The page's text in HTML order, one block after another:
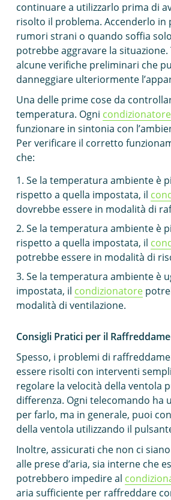
continuare a utilizzarlo prima di
risolto il problema. Accenderlo in
rumori strani o quando soffia
potrebbe aggravare la
alcune verifiche preliminari che
danneggiare ulteriormente
Una delle prime cose da
temperatura. Ogni condizionatore
funzionare in sintonia con
Per verificare il corretto
che:
Se la temperatura ambiente è
rispetto a quella impostata, il
dovrebbe essere in modalità di
Se la temperatura ambiente è
rispetto a quella impostata, il
potrebbe essere in modalità di
Se la temperatura ambiente è
impostata, il condizionatore
modalità di ventilazione.
Consigli Pratici per il
Spesso, i problemi di
essere risolti con interventi
regolare la velocità della ventola
differenza. Ogni telecomando ha
per farlo, ma in generale, puoi
della ventola utilizzando il
Inoltre, assicurati che non ci
alle prese d’aria, sia interne che
potrebbero impedire al
aria sufficiente per raffreddare